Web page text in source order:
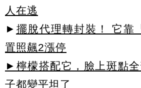
人在逃
► 擺脫代理轉封裝！ 它靠
置照飆2漲停
►檸檬搭配它，臉上斑點
子都變平坦了